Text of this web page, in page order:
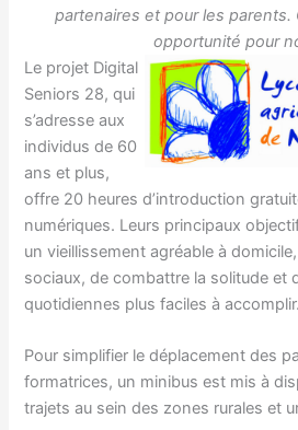
partenaires et pour les parents.
opportunité pour
Le projet Digital
Seniors 28, qui
s’adresse aux
individus de 60
ans et plus,
offre 20 heures d’introduction
numériques. Leurs principaux
un vieillissement agréable à
sociaux, de combattre la solitude et
quotidiennes plus faciles à accomplir.
Pour simplifier le déplacement des
formatrices, un minibus est mis à
trajets au sein des zones rurales et